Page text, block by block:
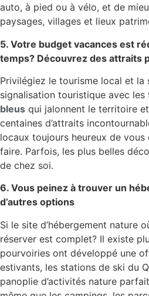
auto, à pied ou à vélo, et de
paysages, villages et lieux
5. Votre budget vacances est
temps? Découvrez des attraits
Privilégiez le tourisme local et la
signalisation touristique avec les
bleus qui jalonnent le territoire
centaines d’attraits
locaux toujours heureux de
faire. Parfois, les plus belles
de chez soi.
6. Vous peinez à trouver un
d’autres options
Si le site d’hébergement nature
réserver est complet? Il existe
pourvoiries ont développé une
estivants, les stations de ski du
panoplie d’activités nature